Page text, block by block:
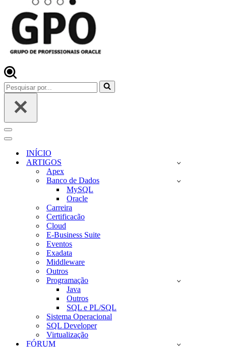
Pesquisar
por...
Menu
de
navegação
Menu
navegaçãoINÍCIO
ARTIGOS
Apex
Banco de Dados
MySQL
Oracle
Carreira
Certificacão
Cloud
E-Business Suite
Eventos
Exadata
Middleware
Outros
Programação
Java
Outros
SQL e PL/SQL
Sistema Operacional
SQL Developer
Virtualização
FÓRUM